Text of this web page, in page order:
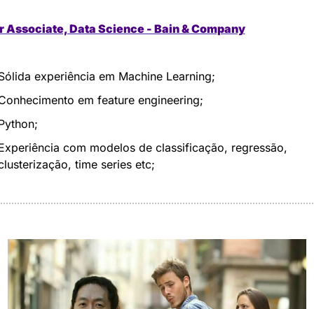
Associate, Data Science - Bain & Company
experiência em Machine Learning;
em feature engineering;
com modelos de classificação, regressão,
time series etc;